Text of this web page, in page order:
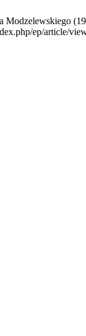
Modzelewskiego
ep/article/